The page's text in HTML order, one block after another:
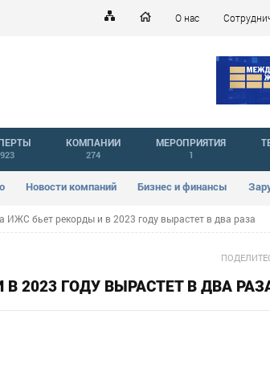
О нас
Новости компаний Бизнес и финансы
КОМПАНИИ
274
МЕРОПРИЯТИЯ
1
ИЖС бьет рекорды и в 2023 году вырастет в два раза
2023 ГОДУ ВЫРАСТЕТ В ДВА